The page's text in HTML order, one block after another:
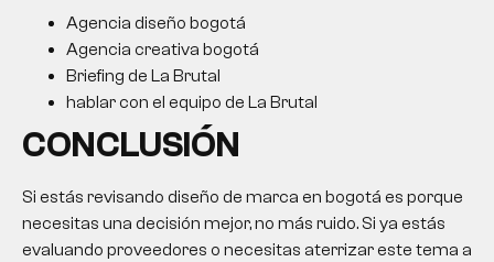
Agencia diseño bogotá
Agencia creativa bogotá
Briefing de La Brutal
hablar con el equipo de La Brutal
CONCLUSIÓN
Si estás revisando diseño de marca en bogotá es porque
necesitas una decisión mejor, no más ruido. Si ya estás
evaluando proveedores o necesitas aterrizar este tema a